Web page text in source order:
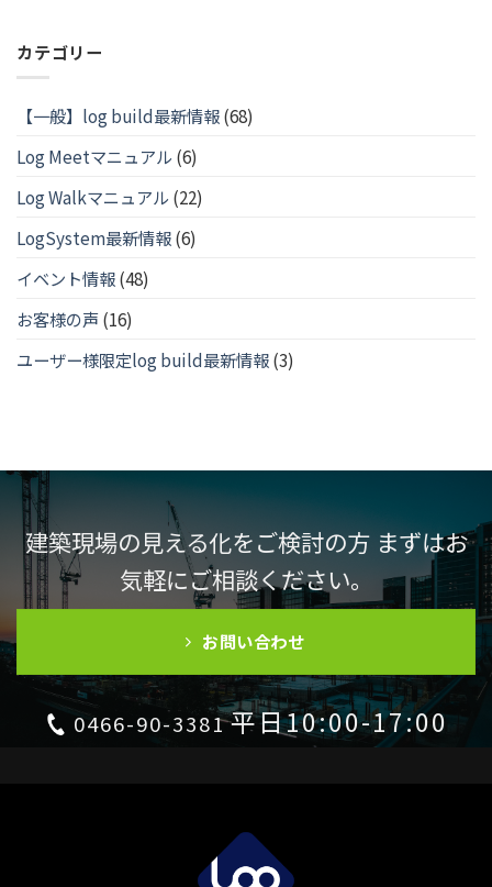
カテゴリー
【一般】log build最新情報(68)
Log Meetマニュアル(6)
Log Walkマニュアル(22)
LogSystem最新情報(6)
イベント情報(48)
お客様の声(16)
ユーザー様限定log build最新情報(3)
建築現場の見える化をご検討の方 まずはお
気軽にご相談ください。
お問い合わせ
0466-90-3381平日10:00-17:00